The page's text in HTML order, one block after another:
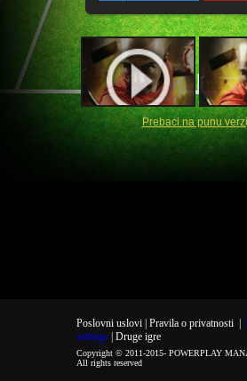
Prebaci na punu
Poslovni uslovi | Pravila o privatnosti|
settings
| Druge igre
Copyright © 2011-2015- POWERPLAY
All rights reserved